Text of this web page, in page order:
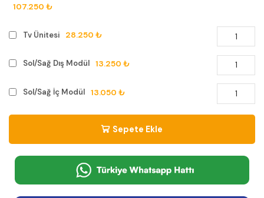
107.250 ₺
Tv Ünitesi 28.250 ₺
Sol/Sağ Dış Modül 13.250 ₺
Sol/Sağ İç Modül 13.050 ₺
Sepete Ekle